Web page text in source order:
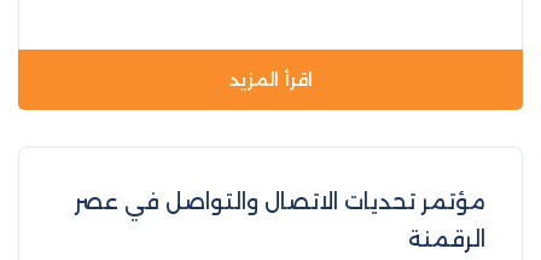
اقرأ المزيد
مؤتمر تحديات الاتصال والتواصل في عصر
الرقمنة